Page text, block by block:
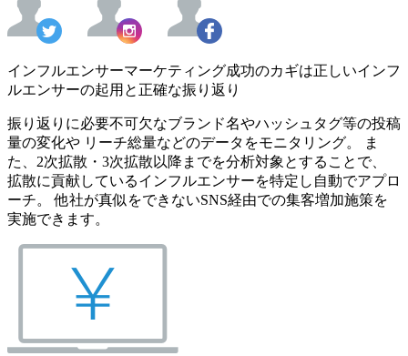
インフルエンサーマーケティング成功のカギは正しいインフ
ルエンサーの起用と正確な振り返り
振り返りに必要不可欠なブランド名やハッシュタグ等の投稿
量の変化や リーチ総量などのデータをモニタリング。 ま
た、2次拡散・3次拡散以降までを分析対象とすることで、
拡散に貢献しているインフルエンサーを特定し自動でアプロ
ーチ。 他社が真似をできないSNS経由での集客増加施策を
実施できます。